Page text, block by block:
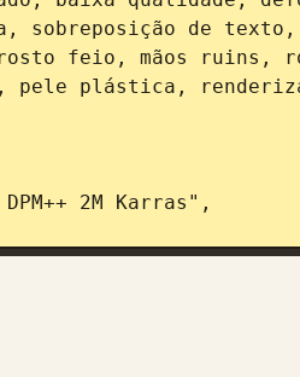
sobreposição de texto,
rosto feio, mãos ruins,
pele plástica,